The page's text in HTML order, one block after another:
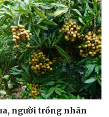
người trồng nhãn